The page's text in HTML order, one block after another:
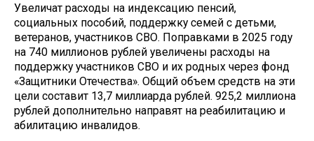
Увеличат расходы на индексацию пенсий,
социальных пособий, поддержку семей с детьми,
ветеранов, участников СВО. Поправками в 2025 году
на 740 миллионов рублей увеличены расходы на
поддержку участников СВО и их родных через фонд
«Защитники Отечества». Общий объем средств на эти
цели составит 13,7 миллиарда рублей. 925,2 миллиона
рублей дополнительно направят на реабилитацию и
абилитацию инвалидов.